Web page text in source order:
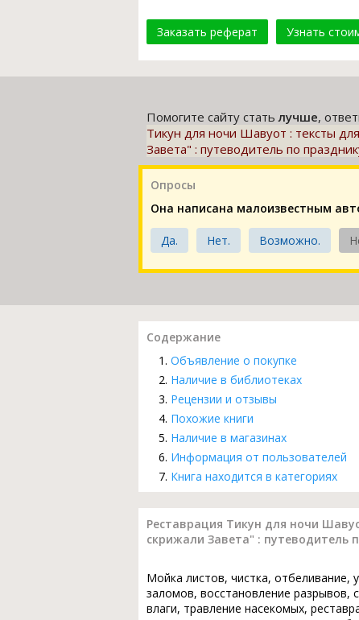
Заказать реферат Узнать
Помогите сайту статьлучше,
Тикун для ночи Шавуот : тексты
Завета" : путеводитель по
Опросы
Она написана малоизвестным
Да. Нет. Возможно.
Содержание
Объявление о покупке
Наличие в библиотеках
Рецензии и отзывы
Похожие книги
Наличие в магазинах
Информация от пользователей
Книга находится в категориях
Реставрация Тикун для ночи
скрижали Завета" : путеводитель
Мойка листов, чистка, отбеливание,
заломов, восстановление разрывов,
влаги, травление насекомых,